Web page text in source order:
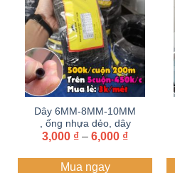
Dây 6MM-8MM-10MM
, ống nhựa dẻo, dây
tưới PE cắm béc.
3,000 ₫ – 6,000 ₫Khoảng
từ
Mua ngay